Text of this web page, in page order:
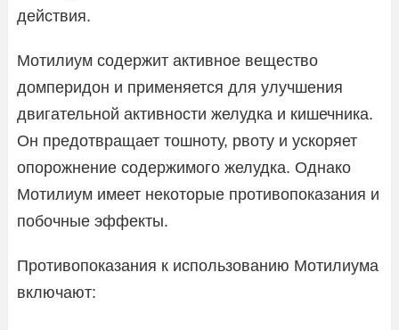
действия.
Мотилиум содержит активное вещество
домперидон и применяется для улучшения
двигательной активности желудка и кишечника.
Он предотвращает тошноту, рвоту и ускоряет
опорожнение содержимого желудка. Однако
Мотилиум имеет некоторые противопоказания и
побочные эффекты.
Противопоказания к использованию Мотилиума
включают: